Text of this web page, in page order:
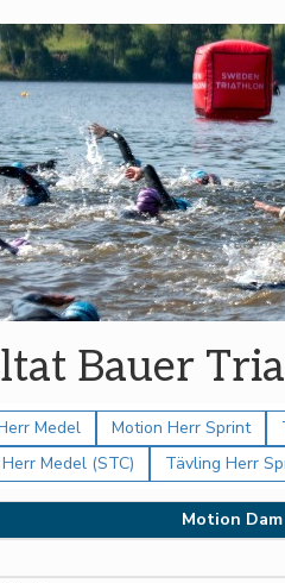
Bauer
Medel Motion Herr Sprint
Medel (STC) Tävling Herr
Motion